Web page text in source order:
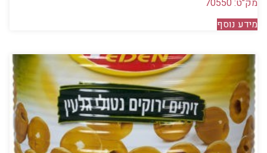
מידע נוסף